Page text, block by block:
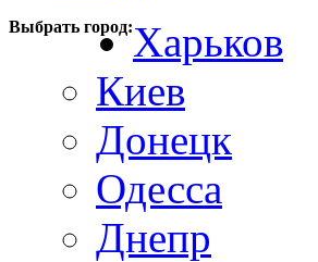
Выбрать город:Харьков
Киев
Донецк
Одесса
Днепр